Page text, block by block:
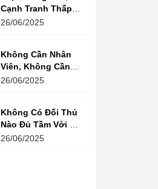
Cạnh Tranh Thấp –
Trampoline Park Là
26/06/2025
Không Cần Nhân
Viên, Không Cần
Cửa Hàng – Chỉ
26/06/2025
Không Có Đối Thủ
Nào Đủ Tầm Với Đồ
Chơi Kinh Bắc
26/06/2025